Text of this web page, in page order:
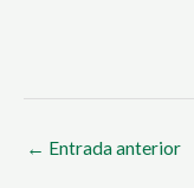
← Entrada anterior